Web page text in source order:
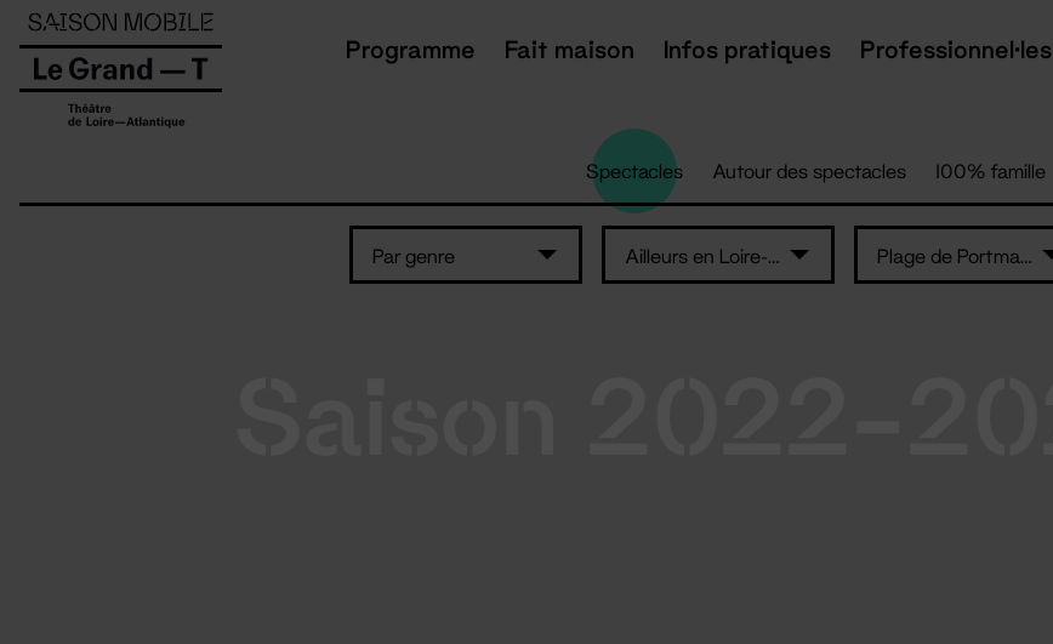
Programme Fait maison Infos pratiques Professionnel·les
Spectacles Autour des spectacles 100% famille
Par genre Ailleurs en Loire-Atlantique Plage de Portmain - Pornic
Panneau de gestion des cookies